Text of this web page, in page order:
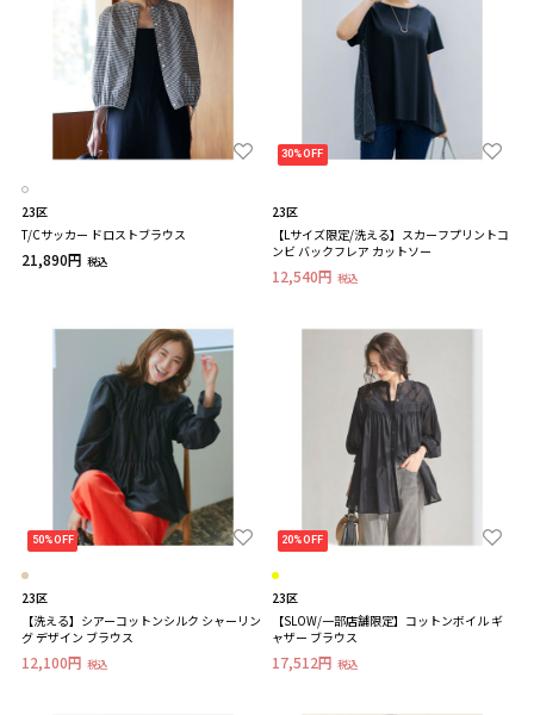
23区
T/Cサッカー ドロストブラウス
21,890円 税込
30%OFF
23区
【Lサイズ限定/洗える】スカーフプリントコ
ンビ バックフレア カットソー
12,540円 税込
50%OFF
23区
【洗える】シアーコットンシルク シャーリン
グ デザイン ブラウス
12,100円 税込
20%OFF
23区
【SLOW/一部店舗限定】コットンボイル ギ
ャザー ブラウス
17,512円 税込